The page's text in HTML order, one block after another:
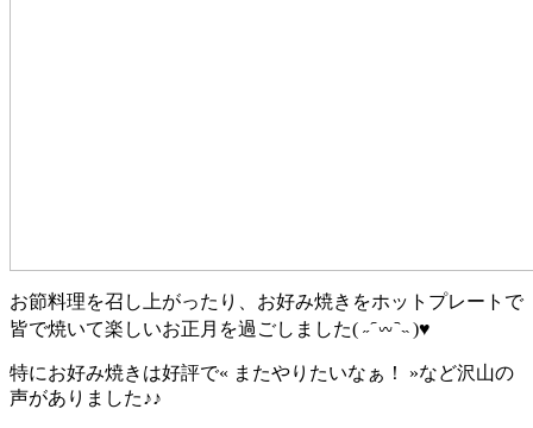
お節料理を召し上がったり、お好み焼きをホットプレートで
皆で焼いて楽しいお正月を過ごしました( ˶ ᷇ 𖥦 ᷆ ˵ )♥
特にお好み焼きは好評で« またやりたいなぁ！ »など沢山の
声がありました♪♪